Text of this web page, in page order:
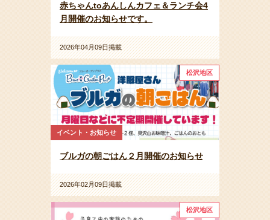
赤ちゃんtoあんしんカフェ＆ランチ会4
月開催のお知らせです。
2026年04月09日掲載
松沢地区
イベント・お知らせ
ブルガの朝ごはん２月開催のお知らせ
2026年02月09日掲載
松沢地区